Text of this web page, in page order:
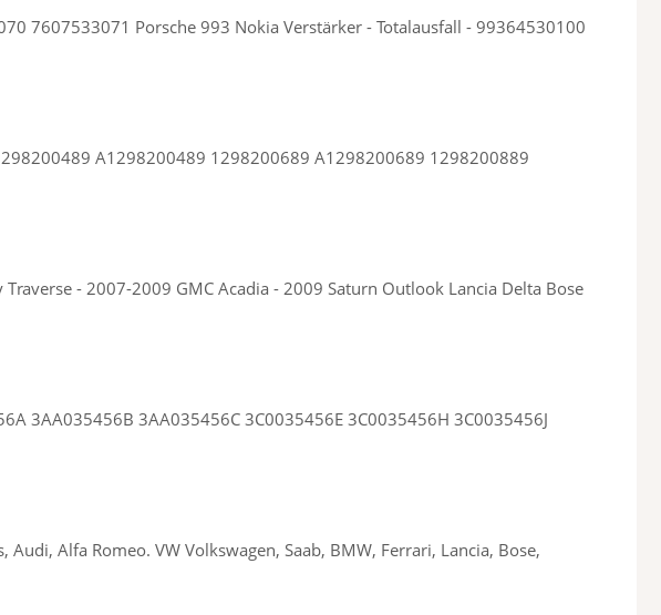
7607533071 Porsche 993 Nokia Verstärker - Totalausfall - 99364530100
A1298200489 1298200689 A1298200689 1298200889
- 2007-2009 GMC Acadia - 2009 Saturn Outlook Lancia Delta Bose
3AA035456B 3AA035456C 3C0035456E 3C0035456H 3C0035456J
Alfa Romeo. VW Volkswagen, Saab, BMW, Ferrari, Lancia, Bose,